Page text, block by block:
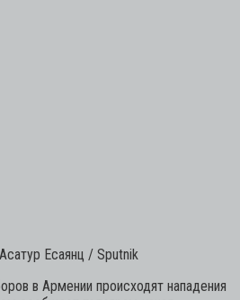
Есаянц / Sputnik
в Армении происходят нападения